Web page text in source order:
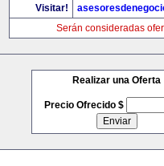
Visitar!
Serán consideradas
Realizar una Oferta
Precio Ofrecido $